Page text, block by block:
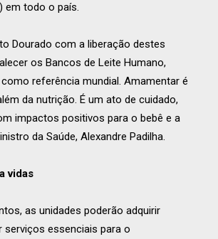
em todo o país.
Dourado com a liberação destes
os Bancos de Leite Humano,
referência mundial. Amamentar é
da nutrição. É um ato de cuidado,
impactos positivos para o bebê e a
da Saúde, Alexandre Padilha.
vidas
as unidades poderão adquirir
serviços essenciais para o